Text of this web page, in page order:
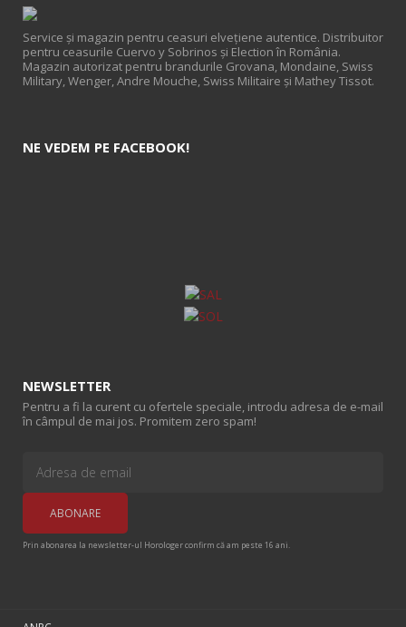
Service și magazin pentru ceasuri elveţiene autentice. Distribuitor
pentru ceasurile Cuervo y Sobrinos și Election în România.
Magazin autorizat pentru brandurile Grovana, Mondaine, Swiss
Military, Wenger, Andre Mouche, Swiss Militaire și Mathey Tissot.
NE VEDEM PE FACEBOOK!
NEWSLETTER
Pentru a fi la curent cu ofertele speciale, introdu adresa de e-mail
în câmpul de mai jos. Promitem zero spam!
Prin abonarea la newsletter-ul Horologer confirm că am peste 16 ani.